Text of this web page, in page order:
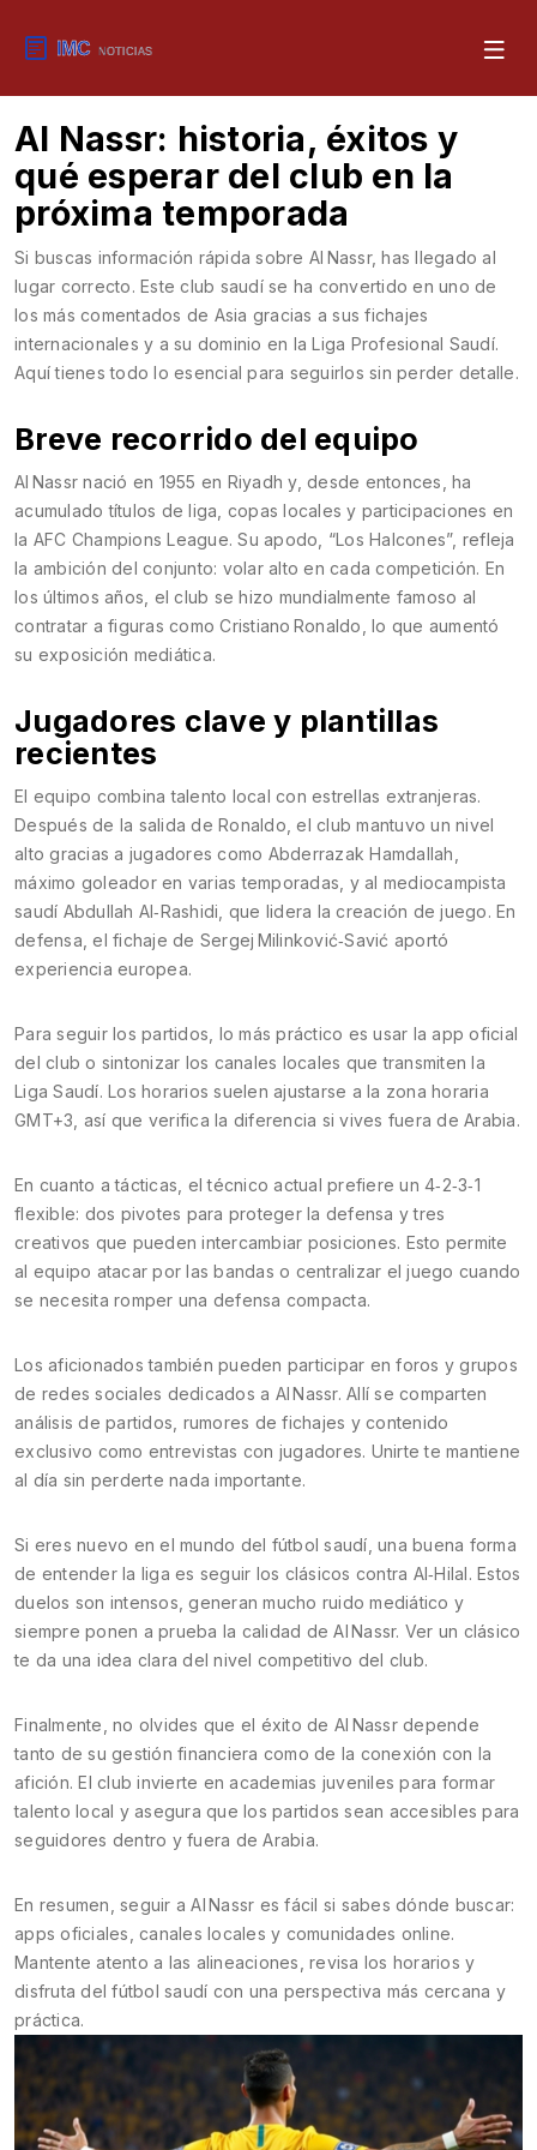
Al Nassr: historia, éxitos y
qué esperar del club en la
próxima temporada
Si buscas información rápida sobre Al Nassr, has llegado al
lugar correcto. Este club saudí se ha convertido en uno de
los más comentados de Asia gracias a sus fichajes
internacionales y a su dominio en la Liga Profesional Saudí.
Aquí tienes todo lo esencial para seguirlos sin perder detalle.
Breve recorrido del equipo
Al Nassr nació en 1955 en Riyadh y, desde entonces, ha
acumulado títulos de liga, copas locales y participaciones en
la AFC Champions League. Su apodo, “Los Halcones”, refleja
la ambición del conjunto: volar alto en cada competición. En
los últimos años, el club se hizo mundialmente famoso al
contratar a figuras como Cristiano Ronaldo, lo que aumentó
su exposición mediática.
Jugadores clave y plantillas
recientes
El equipo combina talento local con estrellas extranjeras.
Después de la salida de Ronaldo, el club mantuvo un nivel
alto gracias a jugadores como Abderrazak Hamdallah,
máximo goleador en varias temporadas, y al mediocampista
saudí Abdullah Al‑Rashidi, que lidera la creación de juego. En
defensa, el fichaje de Sergej Milinković‑Savić aportó
experiencia europea.
Para seguir los partidos, lo más práctico es usar la app oficial
del club o sintonizar los canales locales que transmiten la
Liga Saudí. Los horarios suelen ajustarse a la zona horaria
GMT+3, así que verifica la diferencia si vives fuera de Arabia.
En cuanto a tácticas, el técnico actual prefiere un 4‑2‑3‑1
flexible: dos pivotes para proteger la defensa y tres
creativos que pueden intercambiar posiciones. Esto permite
al equipo atacar por las bandas o centralizar el juego cuando
se necesita romper una defensa compacta.
Los aficionados también pueden participar en foros y grupos
de redes sociales dedicados a Al Nassr. Allí se comparten
análisis de partidos, rumores de fichajes y contenido
exclusivo como entrevistas con jugadores. Unirte te mantiene
al día sin perderte nada importante.
Si eres nuevo en el mundo del fútbol saudí, una buena forma
de entender la liga es seguir los clásicos contra Al‑Hilal. Estos
duelos son intensos, generan mucho ruido mediático y
siempre ponen a prueba la calidad de Al Nassr. Ver un clásico
te da una idea clara del nivel competitivo del club.
Finalmente, no olvides que el éxito de Al Nassr depende
tanto de su gestión financiera como de la conexión con la
afición. El club invierte en academias juveniles para formar
talento local y asegura que los partidos sean accesibles para
seguidores dentro y fuera de Arabia.
En resumen, seguir a Al Nassr es fácil si sabes dónde buscar:
apps oficiales, canales locales y comunidades online.
Mantente atento a las alineaciones, revisa los horarios y
disfruta del fútbol saudí con una perspectiva más cercana y
práctica.